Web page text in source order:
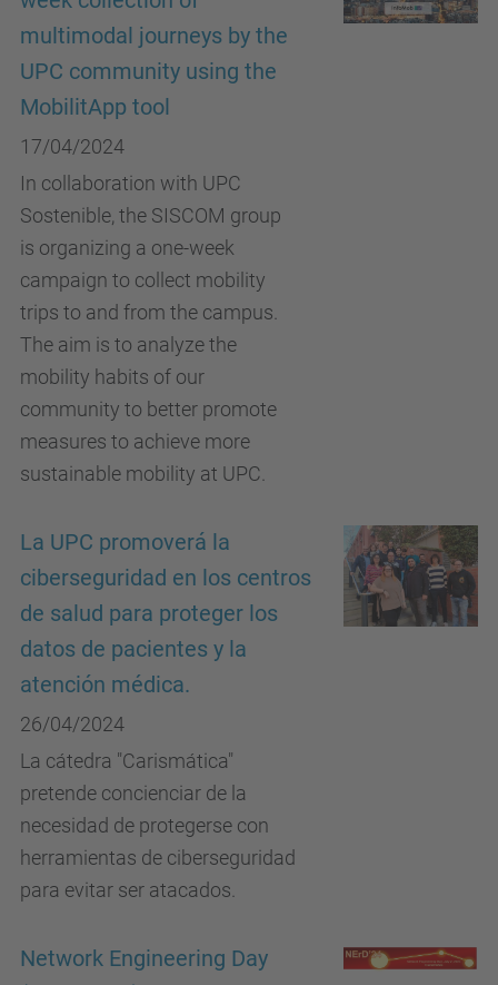
multimodal journeys by the
UPC community using the
MobilitApp tool
17/04/2024
In collaboration with UPC
Sostenible, the SISCOM group
is organizing a one-week
campaign to collect mobility
trips to and from the campus.
The aim is to analyze the
mobility habits of our
community to better promote
measures to achieve more
sustainable mobility at UPC.
La UPC promoverá la
ciberseguridad en los centros
de salud para proteger los
datos de pacientes y la
atención médica.
26/04/2024
La cátedra "Carismática"
pretende concienciar de la
necesidad de protegerse con
herramientas de ciberseguridad
para evitar ser atacados.
Network Engineering Day